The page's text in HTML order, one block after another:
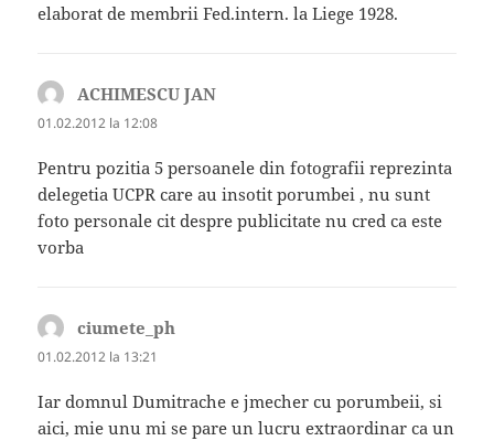
elaborat de membrii Fed.intern. la Liege 1928.
ACHIMESCU JAN
01.02.2012 la 12:08
Pentru pozitia 5 persoanele din fotografii reprezinta
delegetia UCPR care au insotit porumbei , nu sunt
foto personale cit despre publicitate nu cred ca este
vorba
ciumete_ph
01.02.2012 la 13:21
Iar domnul Dumitrache e jmecher cu porumbeii, si
aici, mie unu mi se pare un lucru extraordinar ca un